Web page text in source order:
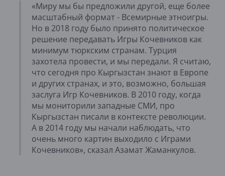
«Миру мы бы предложили другой, еще более
масштабный формат - Всемирные этноигры.
Но в 2018 году было принято политическое
решение передавать Игры Кочевников как
минимум тюркским странам. Турция
захотела провести, и мы передали. Я считаю,
что сегодня про Кыргызстан знают в Европе
и других странах, и это, возможно, большая
заслуга Игр Кочевников. В 2010 году, когда
мы мониторили западные СМИ, про
Кыргызстан писали в контексте революции.
А в 2014 году мы начали наблюдать, что
очень много картин выходило с Играми
Кочевников», сказал Азамат Жаманкулов.